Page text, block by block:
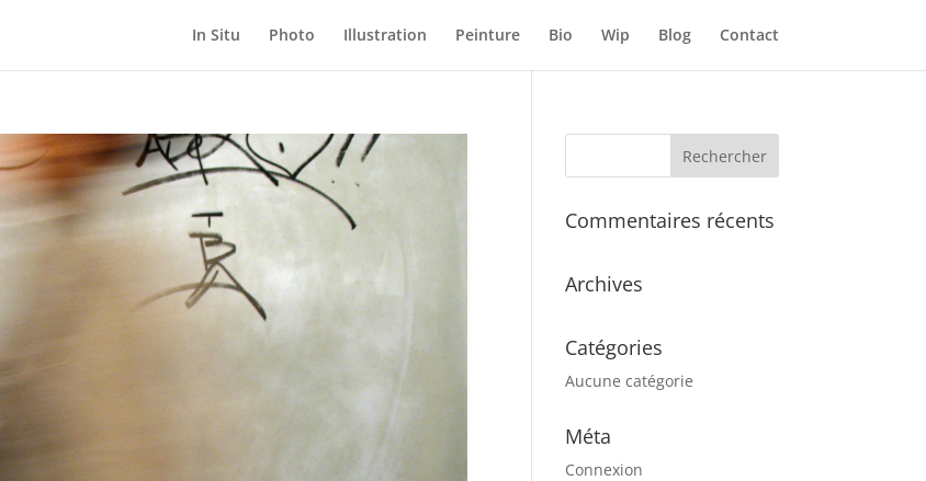
In Situ Photo Illustration Peinture Bio Wip Blog Contact
Commentaires récents
Archives
Catégories
Aucune catégorie
Méta
Connexion